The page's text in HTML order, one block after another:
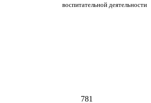
воспитательной деятельности
781